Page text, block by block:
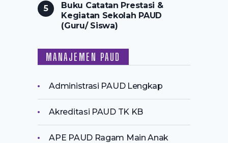
Buku Catatan Prestasi &
Kegiatan Sekolah PAUD
(Guru/ Siswa)
MANAJEMEN PAUD
Administrasi PAUD Lengkap
Akreditasi PAUD TK KB
APE PAUD Ragam Main Anak